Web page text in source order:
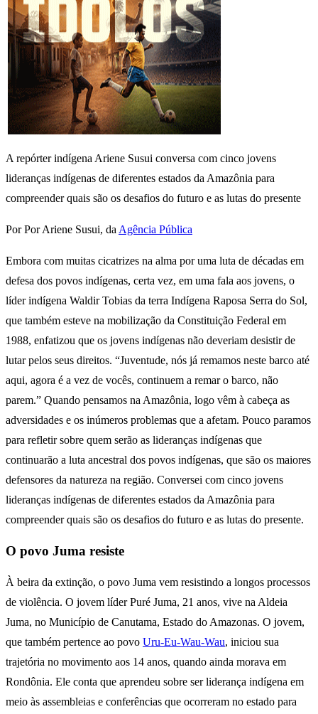
A repórter indígena Ariene Susui conversa com cinco jovens
lideranças indígenas de diferentes estados da Amazônia para
compreender quais são os desafios do futuro e as lutas do presente
Por Por Ariene Susui, da Agência Pública
Embora com muitas cicatrizes na alma por uma luta de décadas em
defesa dos povos indígenas, certa vez, em uma fala aos jovens, o
líder indígena Waldir Tobias da terra Indígena Raposa Serra do Sol,
que também esteve na mobilização da Constituição Federal em
1988, enfatizou que os jovens indígenas não deveriam desistir de
lutar pelos seus direitos. “Juventude, nós já remamos neste barco até
aqui, agora é a vez de vocês, continuem a remar o barco, não
parem.” Quando pensamos na Amazônia, logo vêm à cabeça as
adversidades e os inúmeros problemas que a afetam. Pouco paramos
para refletir sobre quem serão as lideranças indígenas que
continuarão a luta ancestral dos povos indígenas, que são os maiores
defensores da natureza na região. Conversei com cinco jovens
lideranças indígenas de diferentes estados da Amazônia para
compreender quais são os desafios do futuro e as lutas do presente.
O povo Juma resiste
À beira da extinção, o povo Juma vem resistindo a longos processos
de violência. O jovem líder Puré Juma, 21 anos, vive na Aldeia
Juma, no Município de Canutama, Estado do Amazonas. O jovem,
que também pertence ao povo Uru-Eu-Wau-Wau, iniciou sua
trajetória no movimento aos 14 anos, quando ainda morava em
Rondônia. Ele conta que aprendeu sobre ser liderança indígena em
meio às assembleias e conferências que ocorreram no estado para